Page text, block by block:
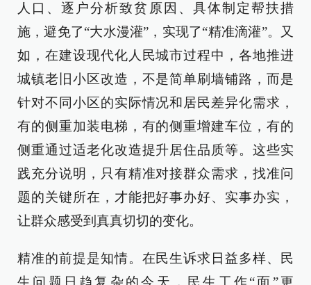
人口、逐户分析致贫原因、具体制定帮扶措
施，避免了“大水漫灌”，实现了“精准滴灌”。又
如，在建设现代化人民城市过程中，各地推进
城镇老旧小区改造，不是简单刷墙铺路，而是
针对不同小区的实际情况和居民差异化需求，
有的侧重加装电梯，有的侧重增建车位，有的
侧重通过适老化改造提升居住品质等。这些实
践充分说明，只有精准对接群众需求，找准问
题的关键所在，才能把好事办好、实事办实，
让群众感受到真真切切的变化。
精准的前提是知情。在民生诉求日益多样、民
生问题日趋复杂的今天，民生工作“面”更